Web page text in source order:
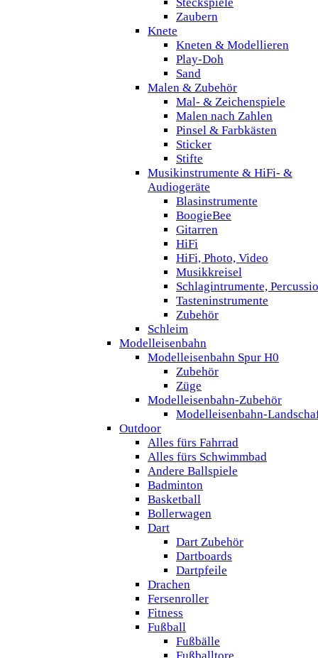
Zaubern
Knete
Kneten & Modellieren
Play-Doh
Sand
Malen & Zubehör
Mal- & Zeichenspiele
Malen nach Zahlen
Pinsel & Farbkästen
Sticker
Stifte
Musikinstrumente & HiFi- &
Audiogeräte
Blasinstrumente
BoogieBee
Gitarren
HiFi
HiFi, Photo, Video
Musikkreisel
Schlagintrumente,
Tasteninstrumente
Zubehör
Schleim
Modelleisenbahn
Modelleisenbahn Spur H0
Zubehör
Züge
Modelleisenbahn-Zubehör
Modelleisenbahn-
Outdoor
Alles fürs Fahrrad
Alles fürs Schwimmbad
Andere Ballspiele
Badminton
Basketball
Bollerwagen
Dart
Dart Zubehör
Dartboards
Dartpfeile
Drachen
Fersenroller
Fitness
Fußball
Fußbälle